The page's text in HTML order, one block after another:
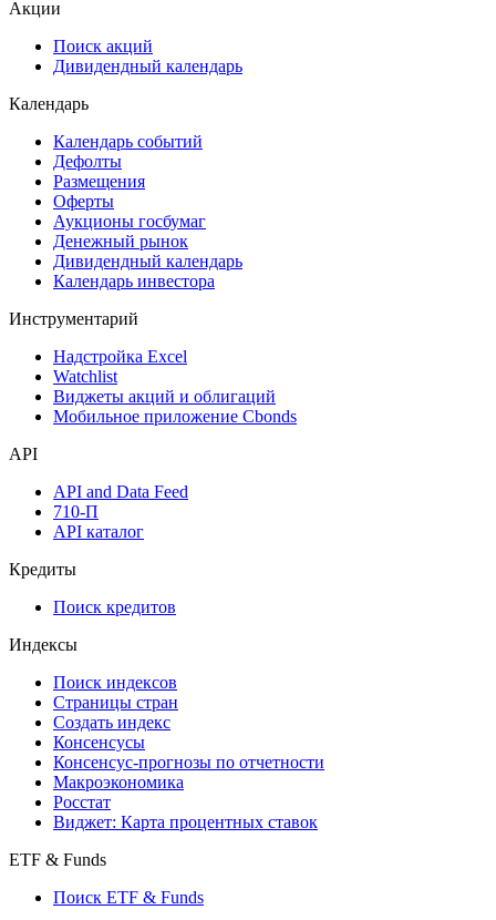
ESG
Самые популярные облигации на Cbonds.ru
Дивидендный календарь
Календарь
Календарь событий
Дефолты
Размещения
Оферты
Аукционы госбумаг
Денежный рынок
Календарь инвестора
Инструментарий
Надстройка Excel
Мобильное приложение Cbonds
API
API and Data Feed
API каталог
Кредиты
Поиск кредитов
Индексы
Поиск индексов
Страницы стран
Создать индекс
Консенсусы
Консенсус-прогнозы по отчетности
Макроэкономика
Виджет: Карта процентных ставок